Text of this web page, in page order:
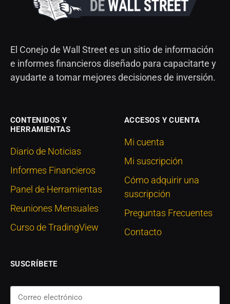
El Conejo de Wall Street es un sitio de información
e informes financieros diseñado para capacitarte y
ayudarte a tomar mejores decisiones de inversión.
CONTENIDOS Y
HERRAMIENTAS
Diario de Noticias
Informes Financieros
Panel de Herramientas
Reuniones Mensuales
Curso de TradingView
ACCESOS Y CUENTA
Mi cuenta
Mi suscripción
Cómo adquirir una
suscripción
Preguntas Frecuentes
Contacto
SUSCRÍBETE